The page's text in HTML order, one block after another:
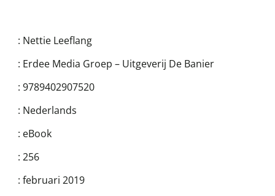
: Nettie Leeflang
: Erdee Media Groep – Uitgeverij De Banier
: 9789402907520
: Nederlands
: eBook
: 256
: februari 2019